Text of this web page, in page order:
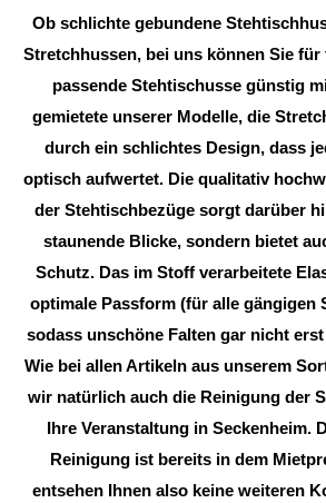
Ob schlichte gebundene
Stretchhussen, bei uns können Sie für
passende Stehtischusse günstig
gemietete unserer Modelle, die
durch ein schlichtes Design, dass
optisch aufwertet. Die qualitativ
der Stehtischbezüge sorgt darüber
staunende Blicke, sondern bietet
Schutz. Das im Stoff verarbeitete
optimale Passform (für alle gängigen
sodass unschöne Falten gar nicht
Wie bei allen Artikeln aus unserem
wir natürlich auch die Reinigung der
Ihre Veranstaltung in Seckenheim.
Reinigung ist bereits in dem
entsehen Ihnen also keine weiteren